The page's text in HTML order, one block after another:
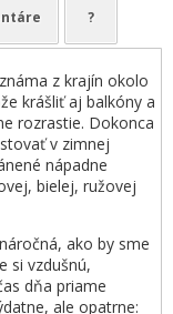
?
z krajín okolo
krášliť aj balkóny a
rozrastie. Dokonca
v zimnej
nápadne
bielej, ružovej
ako by sme
si vzdušnú,
dňa priame
ale opatrne: